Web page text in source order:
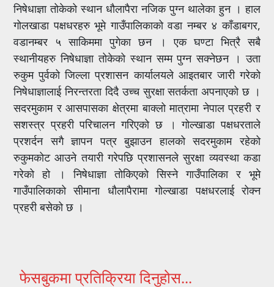
निषेधाज्ञा तोकेको स्थान धौलापैरा नजिक पुग्न थालेका हुन । हाल
गोलखाडा पक्षधरहरु भूमे गाउँपालिकाको वडा नम्बर ४ काँडाबगर,
वडानम्बर ५ साकिममा पुगेका छन । एक घण्टा भित्रै सबै
स्थानीयहरु निषेधाज्ञा तोकेको स्थान सम्म पुग्न सक्नेछन । उता
रुकुम पुर्वको जिल्ला प्रशासन कार्यालयले आइतबार जारी गरेको
निषेधाज्ञालाई निरन्तरता दिदै उच्च सुरक्षा सतर्कता अपनाएको छ ।
सदरमुकाम र आसपासका क्षेत्रमा बाक्लो मात्रामा नेपाल प्रहरी र
सशस्त्र प्रहरी परिचालन गरिएको छ । गोल्खाडा पक्षधरताले
प्रशर्दन सगै ज्ञापन पत्र बुझाउन हालको सदरमुकाम रहेको
रुकुमकोट आउने तयारी गरेपछि प्रशासनले सुरक्षा व्यवस्था कडा
गरेको हो । निषेधाज्ञा तोकिएको सिस्ने गाउँपालिका र भूमे
गाउँपालिकाको सीमाना धौलापैरामा गोल्खाडा पक्षधरलाई रोक्न
प्रहरी बसेको छ ।
फेसबुकमा प्रतिक्रिया दिनुहोस...